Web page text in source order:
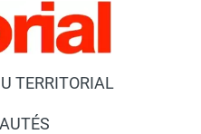
TERRITORIAL